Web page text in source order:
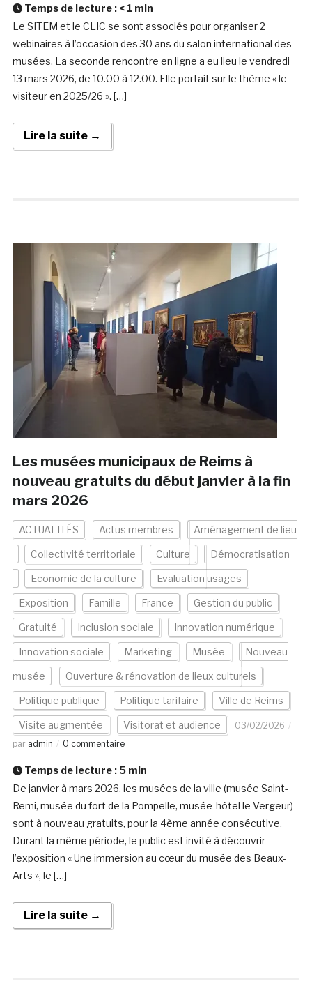
Temps de lecture : < 1 min
Le SITEM et le CLIC se sont associés pour organiser 2
webinaires à l’occasion des 30 ans du salon international des
musées. La seconde rencontre en ligne a eu lieu le vendredi
13 mars 2026, de 10.00 à 12.00. Elle portait sur le thème « le
visiteur en 2025/26 ». […]
Lire la suite →
Les musées municipaux de Reims à
nouveau gratuits du début janvier à la fin
mars 2026
ACTUALITÉS Actus membres Aménagement de lieu
Collectivité territoriale Culture Démocratisation
Economie de la culture Evaluation usages
Exposition Famille France Gestion du public
Gratuité Inclusion sociale Innovation numérique
Innovation sociale Marketing Musée Nouveau
musée Ouverture & rénovation de lieux culturels
Politique publique Politique tarifaire Ville de Reims
Visite augmentée Visitorat et audience
03/02/2026
par admin 0 commentaire
Temps de lecture : 5 min
De janvier à mars 2026, les musées de la ville (musée Saint-
Remi, musée du fort de la Pompelle, musée-hôtel le Vergeur)
sont à nouveau gratuits, pour la 4ème année consécutive.
Durant la même période, le public est invité à découvrir
l’exposition « Une immersion au cœur du musée des Beaux-
Arts », le […]
Lire la suite →